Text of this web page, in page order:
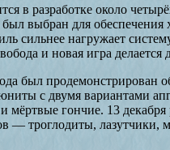
в разработке около
выбран для обеспечения
сильнее нагружает
и новая игра делается
был продемонстрирован
с двумя вариантами
гончие. 13 декабря
— троглодиты, лазутчики,